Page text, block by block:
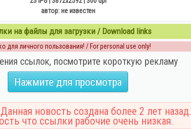
автор: не известен
на файлы для загрузки / Download links
для личного пользования! / For personal use only!
ссылок, посмотрите короткую рекламу
Нажмите для просмотра
Данная новость создана более 2 лет назад.
что ссылки рабочие очень низкая.